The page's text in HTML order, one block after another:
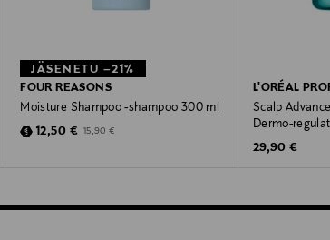
JÄSENETU –21%
FOUR REASONS
Moisture Shampoo -shampoo 300 ml
Discounted Price
12,50 € Original Price
15,90 €
L'ORÉAL
Scalp
Dermo-
Original Price
29,90 €